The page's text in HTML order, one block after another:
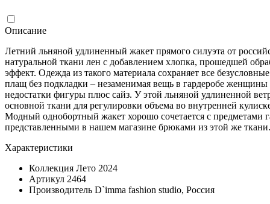
Описание
Летний льняной удлиненный жакет прямого силуэта от
натуральной ткани лен с добавлением хлопка, прошедшей
эффект. Одежда из такого материала сохраняет все
плащ без подкладки – незаменимая вещь в гардеробе
недостатки фигуры плюс сайз. У этой льняной удлиненной
основной ткани для регулировки объема во внутренней
Модный однобортный жакет хорошо сочетается с предметами
представленными в нашем магазине брюками из этой же
Характеристики
Коллекция Лето 2024
Артикул 2464
Производитель D`imma fashion studio, Россия